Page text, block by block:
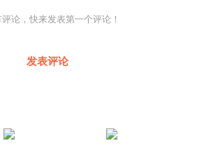
互联网公司和科技企业进驻雄安，无
，提供了职业发展的新机遇，让优秀
论，快来发表第一个评论！
发表评论